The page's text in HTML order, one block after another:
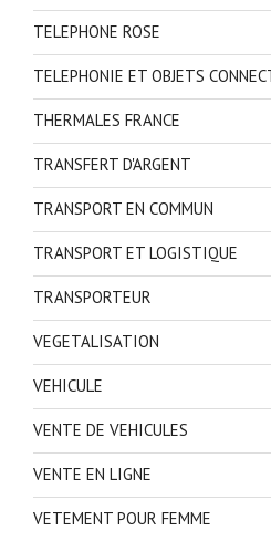
TELEPHONE ROSE
TELEPHONIE ET OBJETS
THERMALES FRANCE
TRANSFERT D'ARGENT
TRANSPORT EN COMMUN
TRANSPORT ET LOGISTIQUE
TRANSPORTEUR
VEGETALISATION
VEHICULE
VENTE DE VEHICULES
VENTE EN LIGNE
VETEMENT POUR FEMME